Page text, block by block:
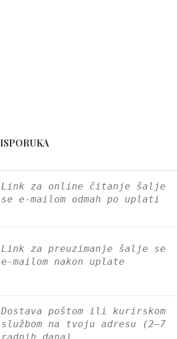
ISPORUKA
Link za online čitanje šalje
se e-mailom odmah po uplati
Link za preuzimanje šalje se
e-mailom nakon uplate
Dostava poštom ili kurirskom
službom na tvoju adresu (2–7